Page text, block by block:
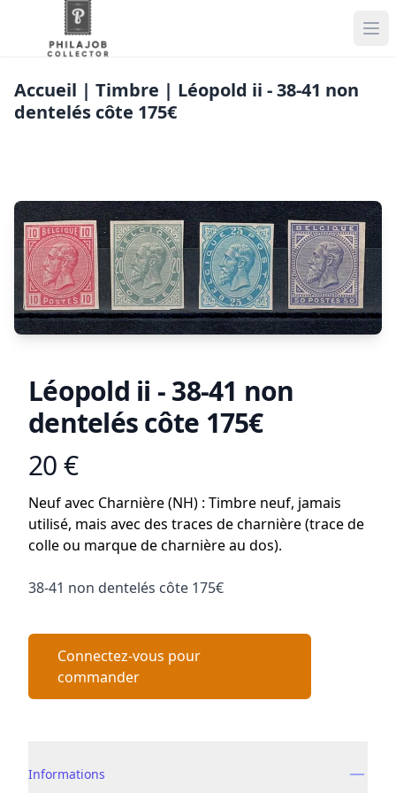
Accueil | Timbre | Léopold ii - 38-41 non
dentelés côte 175€
Léopold ii - 38-41 non
dentelés côte 175€
Product information
20 €
Conditions
Neuf avec Charnière (NH) : Timbre neuf, jamais
utilisé, mais avec des traces de charnière (trace de
colle ou marque de charnière au dos).
Description
38-41 non dentelés côte 175€
Connectez-vous pour
commander
Informations